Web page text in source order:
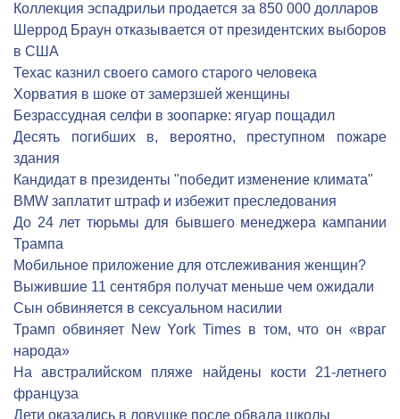
Коллекция эспадрильи продается за 850 000 долларов
Шеррод Браун отказывается от президентских выборов
в США
Техас казнил своего самого старого человека
Хорватия в шоке от замерзшей женщины
Безрассудная селфи в зоопарке: ягуар пощадил
Десять погибших в, вероятно, преступном пожаре
здания
Кандидат в президенты "победит изменение климата"
BMW заплатит штраф и избежит преследования
До 24 лет тюрьмы для бывшего менеджера кампании
Трампа
Мобильное приложение для отслеживания женщин?
Выжившие 11 сентября получат меньше чем ожидали
Сын обвиняется в сексуальном насилии
Трамп обвиняет New York Times в том, что он «враг
народа»
На австралийском пляже найдены кости 21-летнего
француза
Дети оказались в ловушке после обвала школы